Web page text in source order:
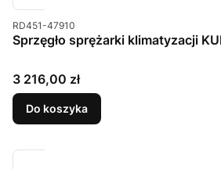
Kod produktu
RD451-47910
Sprzęgło sprężarki klimatyzacji
Cena
3 216,00 zł
Do koszyka